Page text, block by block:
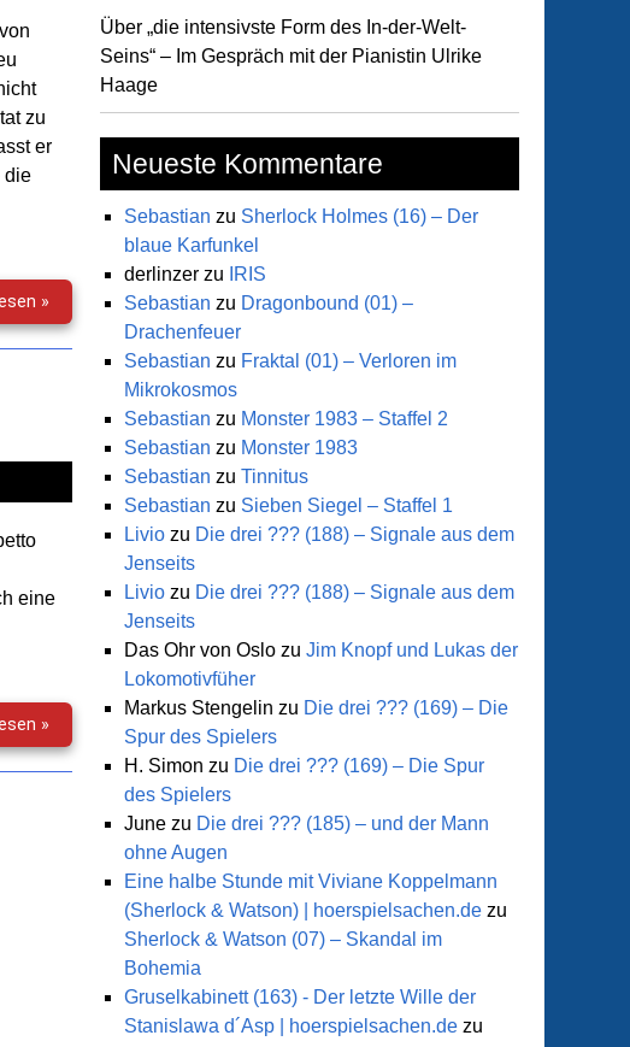
zu
er
die
»Gruselkabinett
(94)
–
Guarnerius
eine
»Titania
Special
(10)
Pinocchio
Über „die intensivste Form des In-der-Welt-
Seins“ – Im Gespräch mit der Pianistin Ulrike
Haage
Neueste Kommentare
Sebastian zu Sherlock Holmes (16) – Der
blaue Karfunkel
derlinzer zu
IRIS
Sebastian zu Dragonbound (01) –
Drachenfeuer
Sebastian zu Fraktal (01) – Verloren im
Mikrokosmos
Sebastian zu Monster 1983 – Staffel 2
Sebastian zu Monster 1983
Sebastian zu Tinnitus
Sebastian zu Sieben Siegel – Staffel 1
Livio zu Die drei ??? (188) – Signale aus dem
Jenseits
Livio zu Die drei ??? (188) – Signale aus dem
Jenseits
Das Ohr von Oslo zu Jim Knopf und Lukas der
Lokomotivfüher
Markus Stengelin zu Die drei ??? (169) – Die
Spur des Spielers
H. Simon zu Die drei ??? (169) – Die Spur
des Spielers
June zu Die drei ??? (185) – und der Mann
ohne Augen
Eine halbe Stunde mit Viviane Koppelmann
(Sherlock & Watson) | hoerspielsachen.de zu
Sherlock & Watson (07) – Skandal im
Bohemia
Gruselkabinett (163) - Der letzte Wille der
Stanislawa d´Asp | hoerspielsachen.de zu